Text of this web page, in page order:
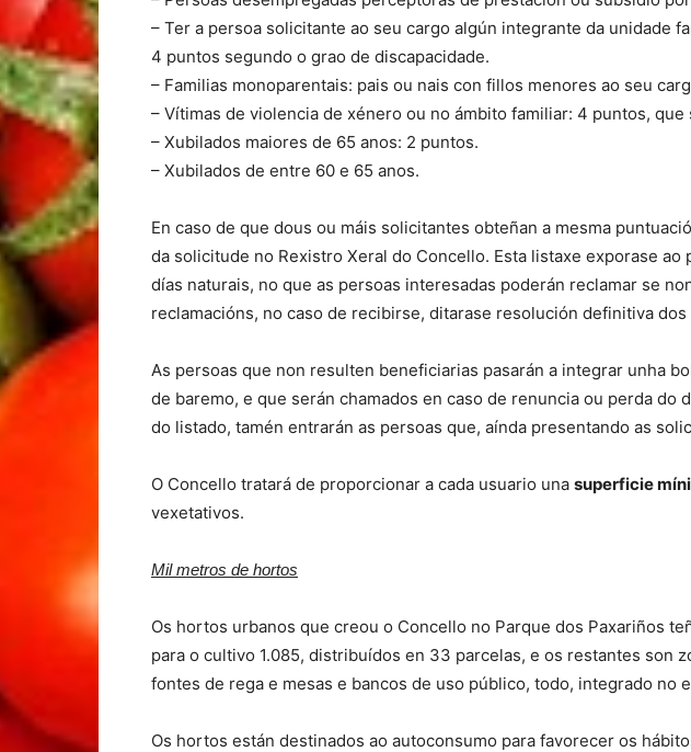
– Ter a persoa solicitante ao seu cargo algún integrante da unidade
4 puntos segundo o grao de discapacidade.
– Familias monoparentais: pais ou nais con fillos menores ao seu
– Vítimas de violencia de xénero ou no ámbito familiar: 4 puntos,
– Xubilados maiores de 65 anos: 2 puntos.
– Xubilados de entre 60 e 65 anos.
En caso de que dous ou máis solicitantes obteñan a mesma
da solicitude no Rexistro Xeral do Concello. Esta listaxe exporase
días naturais, no que as persoas interesadas poderán reclamar se
reclamacións, no caso de recibirse, ditarase resolución definitiva dos
As persoas que non resulten beneficiarias pasarán a integrar unha
de baremo, e que serán chamados en caso de renuncia ou perda
do listado, tamén entrarán as persoas que, aínda presentando as
O Concello tratará de proporcionar a cada usuario una superficie
vexetativos.
Mil metros de hortos
Os hortos urbanos que creou o Concello no Parque dos Paxariños
para o cultivo 1.085, distribuídos en 33 parcelas, e os restantes son
fontes de rega e mesas e bancos de uso público, todo, integrado no
Os hortos están destinados ao autoconsumo para favorecer os